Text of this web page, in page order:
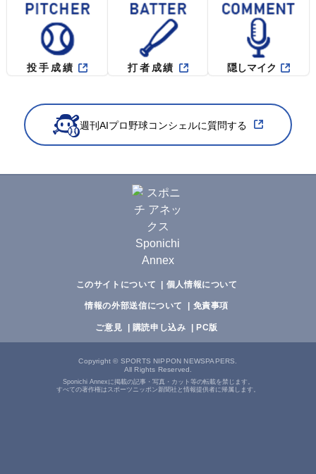
投手成績 打者成績 隠しマイク
週刊AIプロ野球コンシェルに質問する
このサイトについて 個人情報について
情報の外部送信について 免責事項
ご意見 購読申し込み PC版
Copyright© SPORTS NIPPON NEWSPAPERS.
All Rights Reserved.
Sponichi Annexに掲載の記事・写真・カット等の転載を禁じます。
すべての著作権はスポーツニッポン新聞社と情報提供者に帰属します。